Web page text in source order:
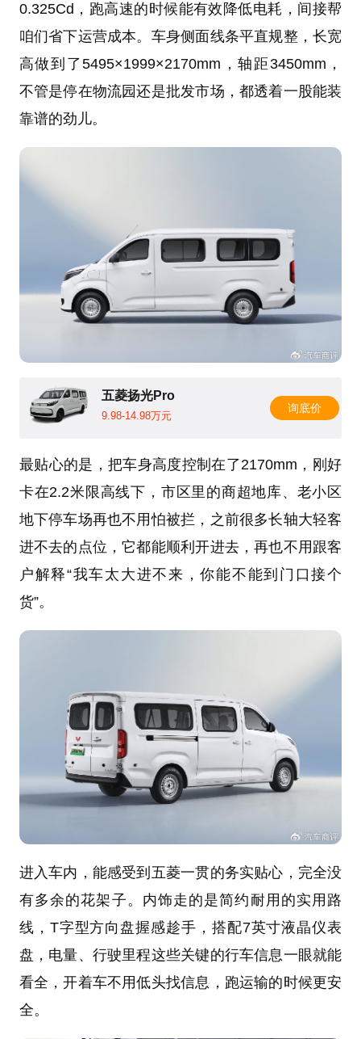
0.325Cd，跑高速的时候能有效降低电耗，间接帮
咱们省下运营成本。车身侧面线条平直规整，长宽
高做到了5495×1999×2170mm，轴距3450mm，
不管是停在物流园还是批发市场，都透着一股能装
靠谱的劲儿。
五菱扬光Pro
9.98-14.98万元
询底价
最贴心的是，把车身高度控制在了2170mm，刚好
卡在2.2米限高线下，市区里的商超地库、老小区
地下停车场再也不用怕被拦，之前很多长轴大轻客
进不去的点位，它都能顺利开进去，再也不用跟客
户解释“我车太大进不来，你能不能到门口接个
货”。
进入车内，能感受到五菱一贯的务实贴心，完全没
有多余的花架子。内饰走的是简约耐用的实用路
线，T字型方向盘握感趁手，搭配7英寸液晶仪表
盘，电量、行驶里程这些关键的行车信息一眼就能
看全，开着车不用低头找信息，跑运输的时候更安
全。